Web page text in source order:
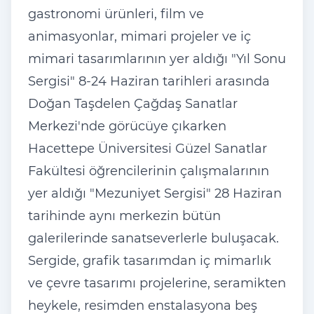
gastronomi ürünleri, film ve
animasyonlar, mimari projeler ve iç
mimari tasarımlarının yer aldığı "Yıl Sonu
Sergisi" 8-24 Haziran tarihleri arasında
Doğan Taşdelen Çağdaş Sanatlar
Merkezi'nde görücüye çıkarken
Hacettepe Üniversitesi Güzel Sanatlar
Fakültesi öğrencilerinin çalışmalarının
yer aldığı "Mezuniyet Sergisi" 28 Haziran
tarihinde aynı merkezin bütün
galerilerinde sanatseverlerle buluşacak.
Sergide, grafik tasarımdan iç mimarlık
ve çevre tasarımı projelerine, seramikten
heykele, resimden enstalasyona beş